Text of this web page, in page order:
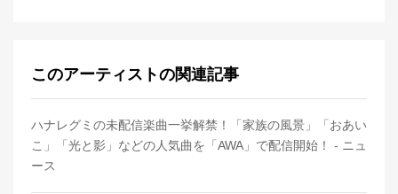
このアーティストの関連記事
ハナレグミの未配信楽曲一挙解禁！「家族の風景」「おあい
こ」「光と影」などの人気曲を「AWA」で配信開始！ - ニュ
ース